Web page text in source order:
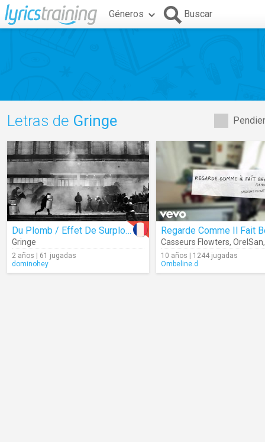
Géneros Buscar
Letras de Gringe
Du Plomb / Effet De Surplomb
Gringe
2 años | 61 jugadas
dominohey
Casseurs Flowters, OrelSan
10 años | 1244 jugadas
Ombeline.d